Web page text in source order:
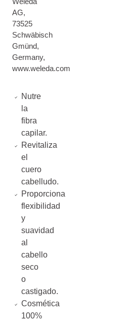
AG,
73525
Schwäbisch
Gmünd,
Germany,
www.weleda.com
Nutre
la
fibra
capilar.
Revitaliza
el
cuero
cabelludo.
Proporciona
flexibilidad
y
suavidad
al
cabello
seco
o
castigado.
Cosmética
100%